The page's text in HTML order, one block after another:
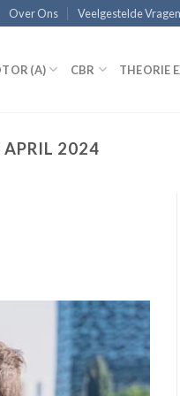
Over Ons Veelgestelde Vragen
(A) CBR THEORIE
APRIL 2024